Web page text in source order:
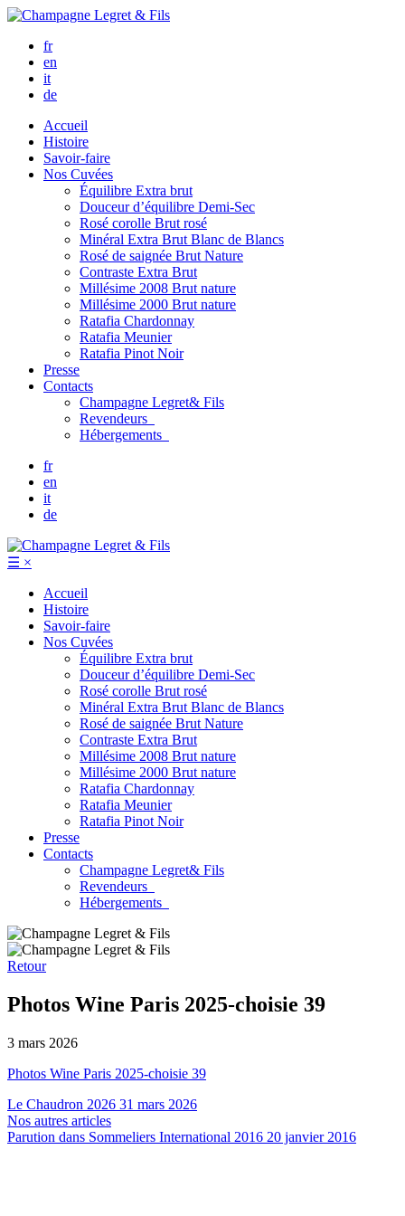
fr
en
it
de
Accueil
Histoire
Savoir-faire
Nos Cuvées
Équilibre Extra brut
Douceur d’équilibre Demi-Sec
Rosé corolle Brut rosé
Minéral Extra Brut Blanc de Blancs
Rosé de saignée Brut Nature
Contraste Extra Brut
Millésime 2008 Brut nature
Millésime 2000 Brut nature
Ratafia Chardonnay
Ratafia Meunier
Ratafia Pinot Noir
Presse
Contacts
Champagne Legret& Fils
Revendeurs
Hébergements
fr
en
it
de
☰ ×
Accueil
Histoire
Savoir-faire
Nos Cuvées
Équilibre Extra brut
Douceur d’équilibre Demi-Sec
Rosé corolle Brut rosé
Minéral Extra Brut Blanc de Blancs
Rosé de saignée Brut Nature
Contraste Extra Brut
Millésime 2008 Brut nature
Millésime 2000 Brut nature
Ratafia Chardonnay
Ratafia Meunier
Ratafia Pinot Noir
Presse
Contacts
Champagne Legret& Fils
Revendeurs
Hébergements
Retour
Photos Wine Paris 2025-choisie 39
3 mars 2026
Photos Wine Paris 2025-choisie 39
Le Chaudron 2026 31 mars 2026
Nos autres articles
Parution dans Sommeliers International 2016 20 janvier 2016